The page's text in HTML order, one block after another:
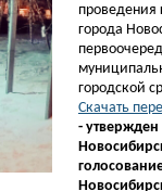
проведения
города
городской
Скачать
- утвержден